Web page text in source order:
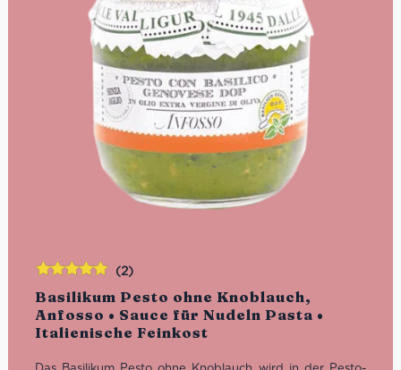
Basilikum Pesto ohne Knoblauch,
Anfosso • Sauce für Nudeln Pasta •
Italienische Feinkost
(2)
Bewertet
mit5.00von
5